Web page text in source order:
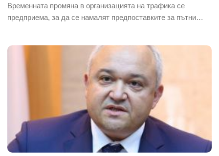
Временната промяна в организацията на трафика се
предприема, за да се намалят предпоставките за пътни…